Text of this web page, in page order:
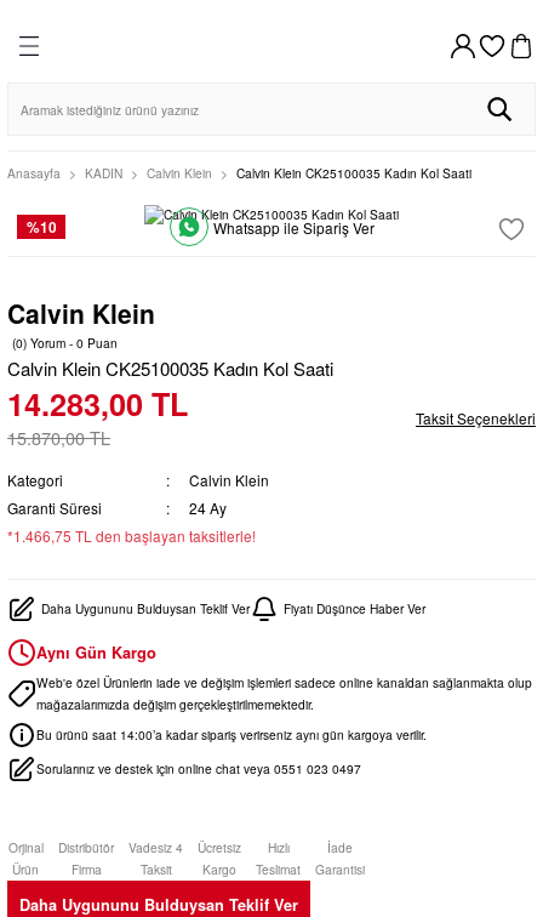
AYNI GÜN KARGO
HIZLI KARGO
DİSTRİBÜTÖR GARANTİLİ
Klik
Seiko Clocks
Kolye
Kolye
Anasayfa KADIN Calvin Klein Calvin Klein CK25100035 Kadın Kol Saati
%10 Whatsapp ile Sipariş Ver
Calvin Klein
(0) Yorum - 0 Puan
Calvin Klein CK25100035 Kadın Kol Saati
14.283,00 TL
15.870,00 TL
Taksit Seçenekleri
Kategori
Calvin Klein
Garanti Süresi
24 Ay
*1.466,75 TL den başlayan taksitlerle!
Daha Uygununu Bulduysan Teklif Ver Fiyatı Düşünce Haber Ver
Aynı Gün Kargo
Web'e özel Ürünlerin iade ve değişim işlemleri sadece online kanaldan sağlanmakta olup
mağazalarımızda değişim gerçekleştirilmemektedir.
Bu ürünü saat 14:00’a kadar sipariş verirseniz aynı gün kargoya verilir.
Sorularınız ve destek için online chat veya 0551 023 0497
Orjinal
Ürün
Distribütör
Firma
Vadesiz 4
Taksit
Ücretsiz
Kargo
Hızlı
Teslimat
İade
Garantisi
Daha Uygununu Bulduysan Teklif Ver